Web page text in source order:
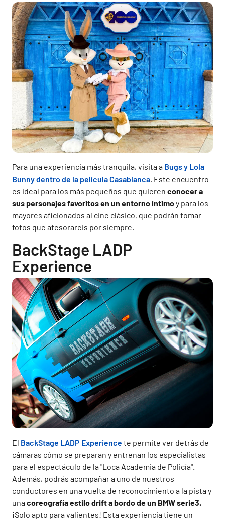
Para una experiencia más tranquila, visita a Bugs y Lola
Bunny dentro de la película Casablanca. Este encuentro
es ideal para los más pequeños que quieren conocer a
sus personajes favoritos en un entorno íntimoy para los
mayores aficionados al cine clásico, que podrán tomar
fotos que atesorareis por siempre.
BackStage LADP
Experience
El BackStage LADP Experience te permite ver detrás de
cámaras cómo se preparan y entrenan los especialistas
para el espectáculo de la "Loca Academia de Policía".
Además, podrás acompañar a uno de nuestros
conductores en una vuelta de reconocimiento a la pista y
unacoreografía estilo drift a bordo de un BMW serie3.
¡Solo apto para valientes! Esta experiencia tiene un